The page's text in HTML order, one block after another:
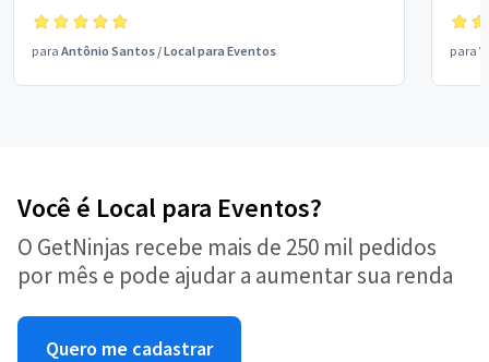
para Antônio Santos /Local para Eventos para
Você é Local para Eventos?
O GetNinjas recebe mais de 250 mil pedidos
por mês e pode ajudar a aumentar sua renda
Quero me cadastrar